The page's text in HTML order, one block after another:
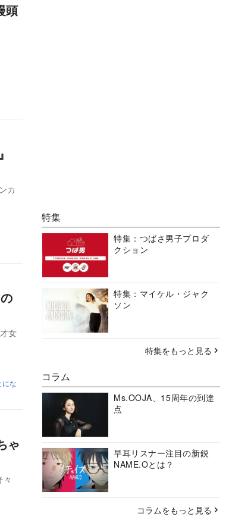
頭
カ
女
にな
ゃ
特集
特集：つばさ男子プロダ
クション
特集：マイケル・ジャク
ソン
特集をもっと見る
コラム
Ms.OOJA、15周年の到達
点
早耳リスナー注目の新鋭
NAME.Oとは？
コラムをもっと見る